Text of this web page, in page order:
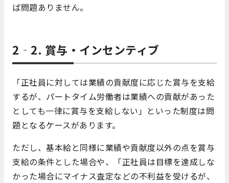
ば問題ありません。
2‐2. 賞与・インセンティブ
「正社員に対しては業績の貢献度に応じた賞与を支給
するが、パートタイム労働者は業績への貢献があった
としても一律に賞与を支給しない」といった制度は問
題となるケースがあります。
ただし、基本給と同様に業績や貢献度以外の点を賞与
支給の条件とした場合や、「正社員は目標を達成しな
かった場合にマイナス査定などの不利益を受けるが、